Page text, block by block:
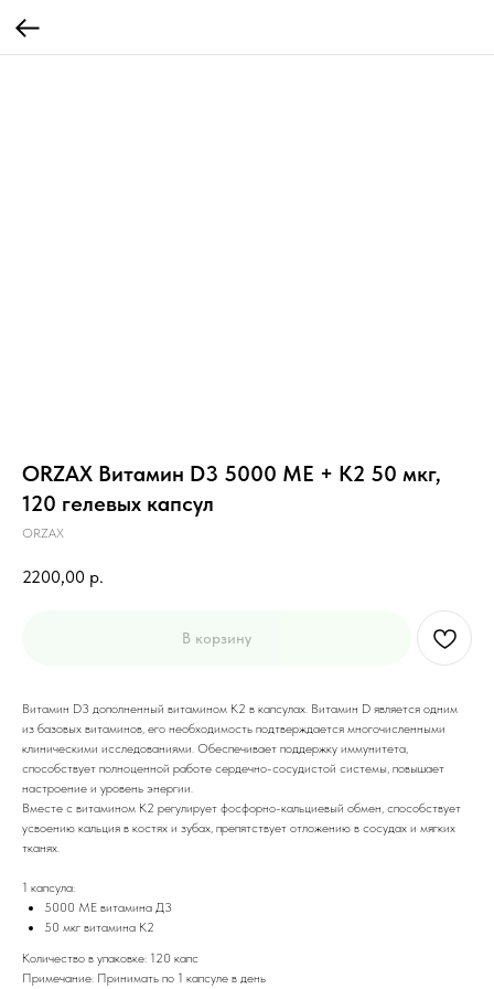
ORZAX Витамин D3 5000 МЕ + К2 50 мкг,
120 гелевых капсул
ORZAX
2200,00 р.
В корзину
Витамин D3 дополненный витамином К2 в капсулах. Витамин D является одним
из базовых витаминов, его необходимость подтверждается многочисленными
клиническими исследованиями. Обеспечивает поддержку иммунитета,
способствует полноценной работе сердечно-сосудистой системы, повышает
настроение и уровень энергии.
Вместе с витамином К2 регулирует фосфорно-кальциевый обмен, способствует
усвоению кальция в костях и зубах, препятствует отложению в сосудах и мягких
тканях.
1 капсула:
5000 МЕ витамина Д3
50 мкг витамина К2
Количество в упаковке: 120 капс
Примечание: Принимать по 1 капсуле в день